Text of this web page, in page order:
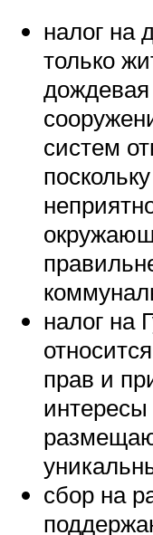
налог на
только
дождевая
систем
налог на
прав и
интересы
сбор на